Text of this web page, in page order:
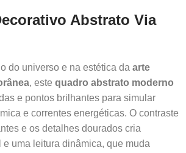
Abstrato Via
do universo e na estética da arte
, este quadro abstrato moderno
e pontos brilhantes para simular
e correntes energéticas. O contraste
e os detalhes dourados cria
uma leitura dinâmica, que muda